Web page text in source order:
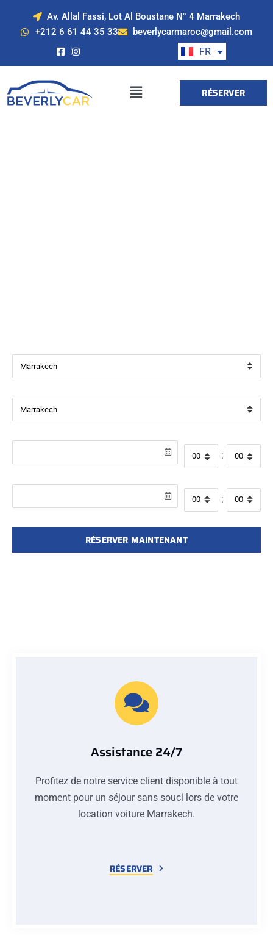
Av. Allal Fassi, Lot Al Boustane N° 4 Marrakech
+212 6 61 44 35 33
beverlycarmaroc@gmail.com
FR
EN
ES
DE
RÉSERVER
:
:
RÉSERVER MAINTENANT
Assistance 24/7
Profitez de notre service client disponible à tout
moment pour un séjour sans souci lors de votre
location voiture Marrakech.
RÉSERVER